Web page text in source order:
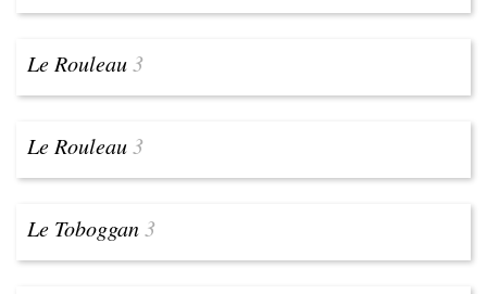
Le Rouleau3
Le Rouleau3
Le Toboggan3